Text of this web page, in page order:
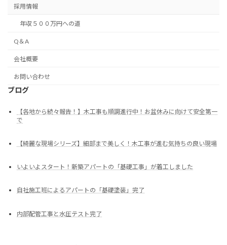
採用情報
年収５００万円への道
Q＆A
会社概要
お問い合わせ
ブログ
【各地から続々報告！】木工事も順調進行中！お盆休みに向けて安全第一
で
【綺麗な現場シリーズ】細部まで美しく！木工事が進む気持ちの良い現場
いよいよスタート！新築アパートの「基礎工事」が着工しました
自社施工班によるアパートの「基礎塗装」完了
内部配管工事と水圧テスト完了